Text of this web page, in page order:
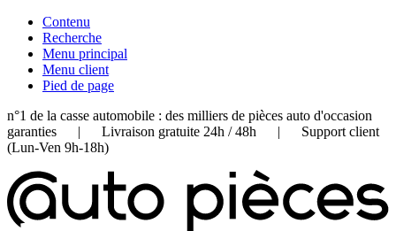
Contenu
Recherche
Menu principal
Menu client
Pied de page
n°1 de la casse automobile : des milliers de pièces auto d'occasion
garanties | Livraison gratuite 24h / 48h | Support client
(Lun-Ven 9h-18h)